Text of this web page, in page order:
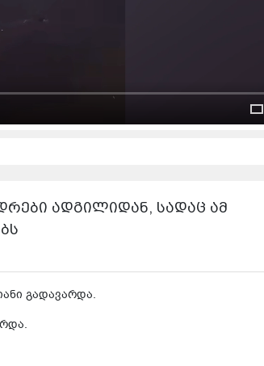
ადგილიდან, სადაც ამ
გადავარდა.